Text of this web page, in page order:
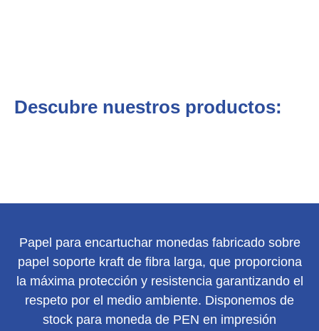
Descubre nuestros productos:
Papel para encartuchar monedas fabricado sobre
papel soporte kraft de fibra larga, que proporciona
la máxima protección y resistencia garantizando el
respeto por el medio ambiente. Disponemos de
stock para moneda de PEN en impresión